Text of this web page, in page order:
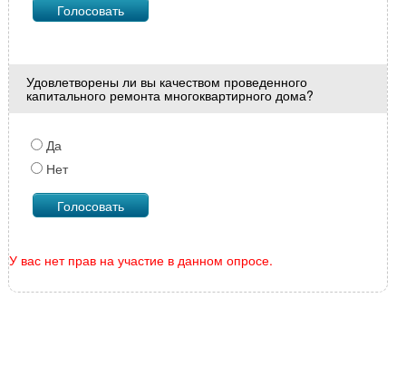
Удовлетворены ли вы качеством проведенного
капитального ремонта многоквартирного дома?
Да
Нет
У вас нет прав на участие в данном опросе.